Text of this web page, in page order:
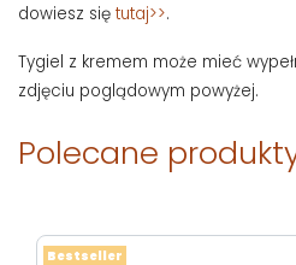
dowiesz się tutaj>>.
Tygiel z kremem może mieć
zdjęciu poglądowym powyżej.
Polecane
Bestseller